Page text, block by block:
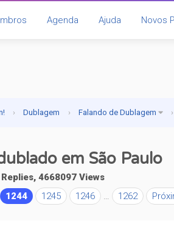
Agenda Ajuda Novos
› Dublagem › Falando de Dublagem ›
em São Paulo
4668097 Views
1244 1245 1246 … 1262